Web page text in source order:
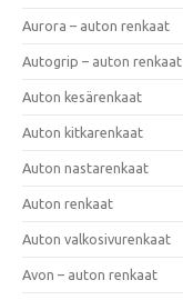
Aurora – auton renkaat
Autogrip – auton renkaat
Auton kesärenkaat
Auton kitkarenkaat
Auton nastarenkaat
Auton renkaat
Auton valkosivurenkaat
Avon – auton renkaat